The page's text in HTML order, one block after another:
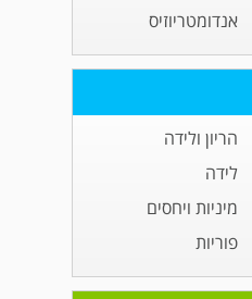
אנדומטריוזיס
הריון ולידה
לידה
מיניות ויחסים
פוריות